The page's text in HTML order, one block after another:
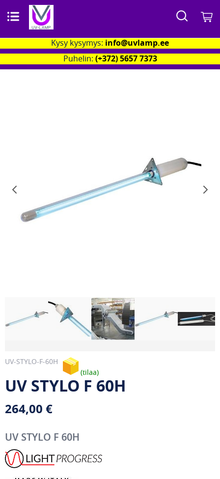
Search
Kysy kysymys: info@uvlamp.ee
Puhelin: (+372) 5657 7373
UV-STYLO-F-60H
tilaa
UV STYLO F 60H
264,00 €
UV STYLO F 60H